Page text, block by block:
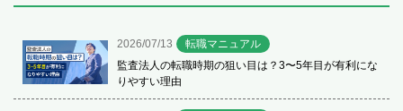
2026/07/13
転職マニュアル
監査法人の転職時期の狙い目は？3〜5年目が有利にな
りやすい理由